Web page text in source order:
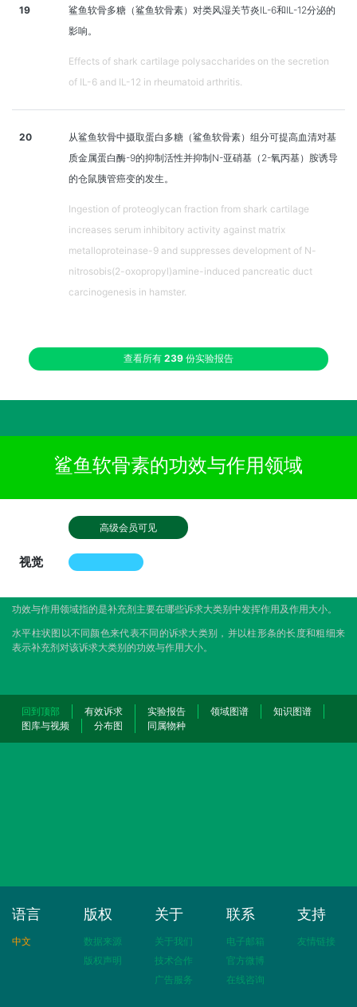
19
鲨鱼软骨多糖（鲨鱼软骨素）对类风湿关节炎IL-6和IL-12分泌的
影响。
Effects of shark cartilage polysaccharides on the secretion
of IL-6 and IL-12 in rheumatoid arthritis.
20
从鲨鱼软骨中摄取蛋白多糖（鲨鱼软骨素）组分可提高血清对基
质金属蛋白酶-9的抑制活性并抑制N-亚硝基（2-氧丙基）胺诱导
的仓鼠胰管癌变的发生。
Ingestion of proteoglycan fraction from shark cartilage
increases serum inhibitory activity against matrix
metalloproteinase-9 and suppresses development of N-
nitrosobis(2-oxopropyl)amine-induced pancreatic duct
carcinogenesis in hamster.
查看所有 239 份实验报告
鲨鱼软骨素的功效与作用领域
高级会员可见
视觉
功效与作用领域指的是补充剂主要在哪些诉求大类别中发挥作用及作用大小。
水平柱状图以不同颜色来代表不同的诉求大类别，并以柱形条的长度和粗细来
表示补充剂对该诉求大类别的功效与作用大小。
回到顶部 有效诉求 实验报告 领域图谱
知识图谱
图库与视频
分布图 同属物种
语言
中文
版权
数据来源
版权声明
关于
关于我们
技术合作
广告服务
联系
电子邮箱
官方微博
在线咨询
支持
友情链接